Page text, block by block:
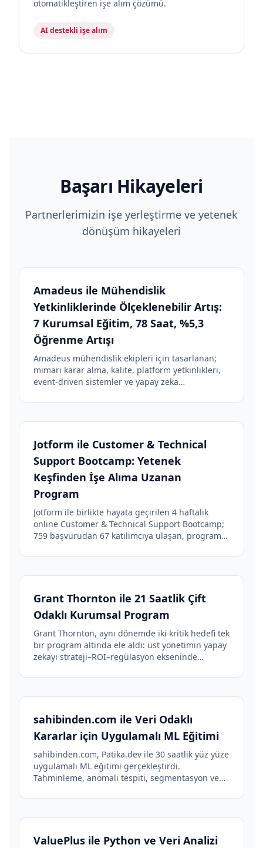
otomatikleştiren işe alım çözümü.
AI destekli işe alım
Başarı Hikayeleri
Partnerlerimizin işe yerleştirme ve yetenek
dönüşüm hikayeleri
Amadeus ile Mühendislik
Yetkinliklerinde Ölçeklenebilir Artış:
7 Kurumsal Eğitim, 78 Saat, %5,3
Öğrenme Artışı
Amadeus mühendislik ekipleri için tasarlanan;
mimari karar alma, kalite, platform yetkinlikleri,
event-driven sistemler ve yapay zeka
ve 78 saatlik yüz yüze kurumsal programın başarı
Jotform ile Customer & Technical
Support Bootcamp: Yetenek
Keşfinden İşe Alıma Uzanan
Program
Jotform ile birlikte hayata geçirilen 4 haftalık
online Customer & Technical Support Bootcamp;
759 başvurudan 67 katılımcıya ulaşan, program
bir yetenek keşfi ve geliştirme programının
Grant Thornton ile 21 Saatlik Çift
Odaklı Kurumsal Program
Grant Thornton, aynı dönemde iki kritik hedefi tek
bir program altında ele aldı: üst yönetimin yapay
zekayı strateji–ROI–regülasyon ekseninde
kalitesi–güvenliğinin güçlendirilmesi.
sahibinden.com ile Veri Odaklı
Kararlar için Uygulamalı ML Eğitimi
sahibinden.com, Patika.dev ile 30 saatlik yüz yüze
uygulamalı ML eğitimi gerçekleştirdi.
Tahminleme, anomali tespiti, segmentasyon ve
skoru elde etti.
ValuePlus ile Python ve Veri Analizi